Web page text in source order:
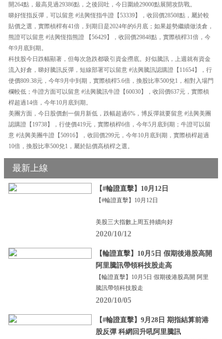
開264點，最高見過29386點，之後回吐，今日圍繞29000點展開攻防戰。
睇好恆指反彈，可以留意 #法興恆指牛證【53339】，收回價28508點，屬於較
貼價之選，實際槓桿有41倍，到期日是2024年的6月底；如果趁勢繼續做淡倉，
熊證可以留意 #法興恆指熊證 【56429】，收回價29848點，實際槓桿31倍，今
年9月底到期。
科技股今日跌幅顯著，但每次急跌都吸引資金撈底。好似騰訊，上週就有資金
流入好倉，睇好騰訊反彈，短線部署可以留意 #法興騰訊認購證【11654】，行
使價809.38元，今年9月中到期，實際槓桿5.6倍，換股比率500兌1，相對入場門
欄較低；牛證方面可以留意 #法興騰訊牛證【60030】，收回價637元，實際槓
桿超過14倍，今年10月底到期。
美團方面，今日股價創一個月新低，跌幅超過6%，博反彈就要留意 #法興美團
認購證【19738】，行使價419元，實際槓桿6倍，今年5月底到期；牛證可以留
意 #法興美團牛證【50916】，收回價299元，今年10月底到期，實際槓桿超過
10倍，換股比率500兌1，屬於貼價高槓桿之選。
最新上線
【#輪證直擊】10月12日
【#輪證直擊】10月12日
美股三大指數上周五持續向好
2020/10/12
【輪證直擊】10月5日 假期後港股高開
阿里騰訊帶領科技股走高
【輪證直擊】10月5日 假期後港股高開 阿里
騰訊帶領科技股走
2020/10/05
【#輪證直擊】9月28日 期指結算前港
股反彈 科網回升吼阿里騰訊